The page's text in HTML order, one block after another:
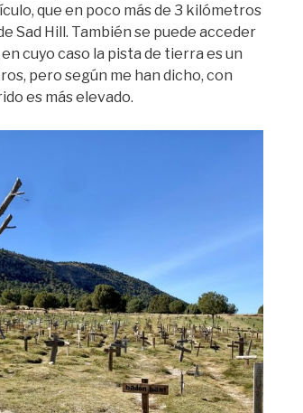
que en poco más de 3 kilómetros
Sad Hill. También se puede acceder
cuyo caso la pista de tierra es un
pero según me han dicho, con
es más elevado.